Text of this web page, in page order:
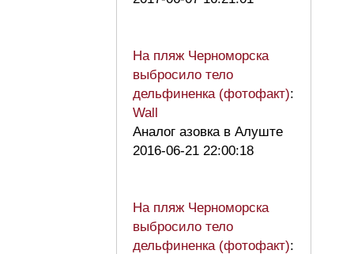
На пляж Черноморска
выбросило тело
дельфиненка (фотофакт):
Wall
Аналог азовка в Алуште
2016-06-21 22:00:18
На пляж Черноморска
выбросило тело
дельфиненка (фотофакт):